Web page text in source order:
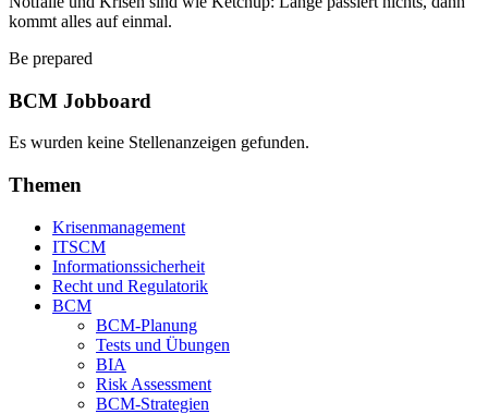
kommt alles auf einmal.
Be prepared
BCM Jobboard
Es wurden keine Stellenanzeigen gefunden.
Themen
Krisenmanagement
ITSCM
Informationssicherheit
Recht und Regulatorik
BCM
BCM-Planung
Tests und Übungen
BIA
Risk Assessment
BCM-Strategien